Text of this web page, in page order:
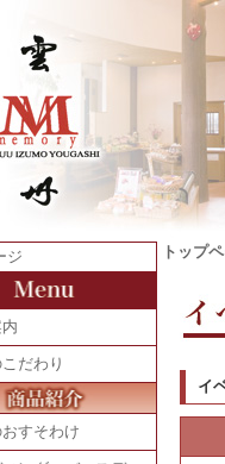
ジ
だわり
すそわけ
トップ
イ